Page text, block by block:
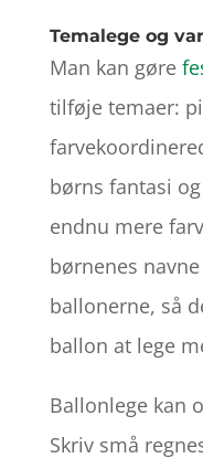
Temalege og
Man kan gøre
tilføje temaer:
børns fantasi
endnu mere
børnenes
ballonerne, så
ballon at lege
Ballonlege kan
Skriv små